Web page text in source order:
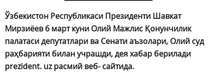
Ўзбекистон Республикаси Президенти Шавкат
Мирзиёев 6 март куни Олий Мажлис Қонунчилик
палатаси депутатлари ва Сенати аъзолари, Олий суд
раҳбарияти билан учрашди, дея хабар берилади
prezident. uz расмий веб- сайтида.